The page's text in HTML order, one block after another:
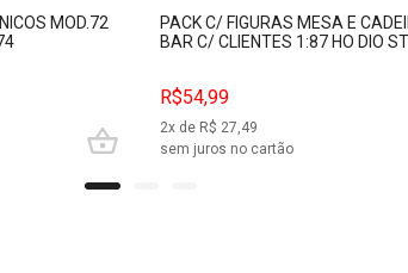
MOD.72
PACK C/ FIGURAS MESA E
BAR C/ CLIENTES 1:87 HO DIO
R$54,99
2x de R$ 27,49
sem juros no cartão